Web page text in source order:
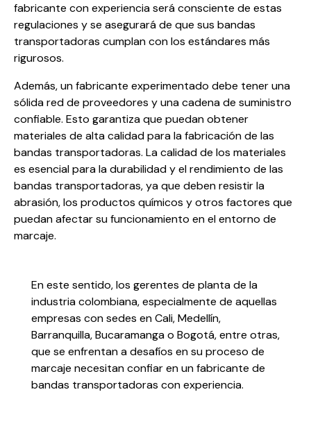
fabricante con experiencia será consciente de estas
regulaciones y se asegurará de que sus bandas
transportadoras cumplan con los estándares más
rigurosos.
Además, un fabricante experimentado debe tener una
sólida red de proveedores y una cadena de suministro
confiable. Esto garantiza que puedan obtener
materiales de alta calidad para la fabricación de las
bandas transportadoras. La calidad de los materiales
es esencial para la durabilidad y el rendimiento de las
bandas transportadoras, ya que deben resistir la
abrasión, los productos químicos y otros factores que
puedan afectar su funcionamiento en el entorno de
marcaje.
En este sentido, los gerentes de planta de la
industria colombiana, especialmente de aquellas
empresas con sedes en Cali, Medellín,
Barranquilla, Bucaramanga o Bogotá, entre otras,
que se enfrentan a desafíos en su proceso de
marcaje necesitan confiar en un fabricante de
bandas transportadoras con experiencia.